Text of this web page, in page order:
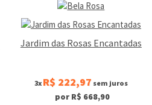
Jardim das Rosas Encantadas
3x R$ 222,97 sem juros
por R$ 668,90